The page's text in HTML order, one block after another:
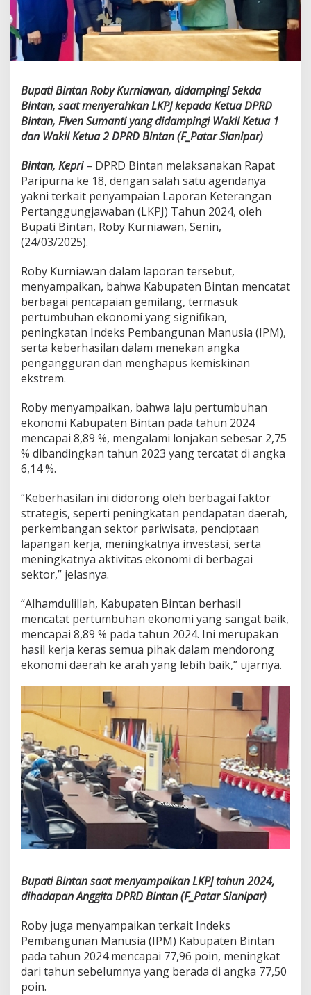
a
C
p
i
a
n
G
e
l
a
n
g
a
p
a
e
n
B
i
n
t
P
a
d
a
L
J
T
a
h
u
n
4
Bupati Bintan Roby Kurniawan, didampingi Sekda
Bintan, saat menyerahkan LKPJ kepada Ketua DPRD
Bintan, Fiven Sumanti yang didampingi Wakil Ketua 1
dan Wakil Ketua 2 DPRD Bintan (F_Patar Sianipar)
Bintan, Kepri – DPRD Bintan melaksanakan Rapat
Paripurna ke 18, dengan salah satu agendanya
yakni terkait penyampaian Laporan Keterangan
Pertanggungjawaban (LKPJ) Tahun 2024, oleh
Bupati Bintan, Roby Kurniawan, Senin,
(24/03/2025).
Roby Kurniawan dalam laporan tersebut,
menyampaikan, bahwa Kabupaten Bintan mencatat
berbagai pencapaian gemilang, termasuk
pertumbuhan ekonomi yang signifikan,
peningkatan Indeks Pembangunan Manusia (IPM),
serta keberhasilan dalam menekan angka
pengangguran dan menghapus kemiskinan
ekstrem.
Roby menyampaikan, bahwa laju pertumbuhan
ekonomi Kabupaten Bintan pada tahun 2024
mencapai 8,89 %, mengalami lonjakan sebesar 2,75
% dibandingkan tahun 2023 yang tercatat di angka
6,14 %.
“Keberhasilan ini didorong oleh berbagai faktor
strategis, seperti peningkatan pendapatan daerah,
perkembangan sektor pariwisata, penciptaan
lapangan kerja, meningkatnya investasi, serta
meningkatnya aktivitas ekonomi di berbagai
sektor,” jelasnya.
“Alhamdulillah, Kabupaten Bintan berhasil
mencatat pertumbuhan ekonomi yang sangat baik,
mencapai 8,89 % pada tahun 2024. Ini merupakan
hasil kerja keras semua pihak dalam mendorong
ekonomi daerah ke arah yang lebih baik,” ujarnya.
Bupati Bintan saat menyampaikan LKPJ tahun 2024,
dihadapan Anggita DPRD Bintan (F_Patar Sianipar)
Roby juga menyampaikan terkait Indeks
Pembangunan Manusia (IPM) Kabupaten Bintan
pada tahun 2024 mencapai 77,96 poin, meningkat
dari tahun sebelumnya yang berada di angka 77,50
poin.